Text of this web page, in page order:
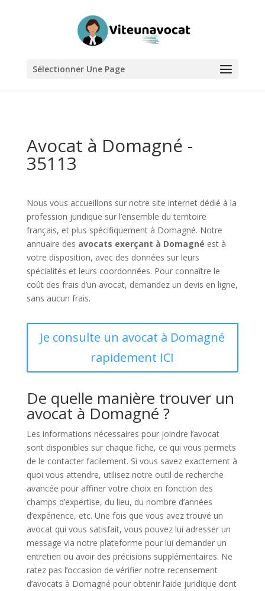
Sélectionner Une Page
Avocat à Domagné -
35113
Nous vous accueillons sur notre site internet dédié à la
profession juridique sur l’ensemble du territoire
français, et plus spécifiquement à Domagné. Notre
annuaire des avocats exerçant à Domagné est à
votre disposition, avec des données sur leurs
spécialités et leurs coordonnées. Pour connaître le
coût des frais d’un avocat, demandez un devis en ligne,
sans aucun frais.
Je consulte un avocat à Domagné
rapidement ICI
De quelle manière trouver un
avocat à Domagné ?
Les informations nécessaires pour joindre l’avocat
sont disponibles sur chaque fiche, ce qui vous permets
de le contacter facilement. Si vous savez exactement à
quoi vous attendre, utilisez notre outil de recherche
avancée pour affiner votre choix en fonction des
champs d’expertise, du lieu, du nombre d’années
d’expérience, etc. Une fois que vous avez trouvé un
avocat qui vous satisfait, vous pouvez lui adresser un
message via notre plateforme pour lui demander un
entretien ou avoir des précisions supplémentaires. Ne
ratez pas l’occasion de vérifier notre recensement
d’avocats à Domagné pour obtenir l’aide juridique dont